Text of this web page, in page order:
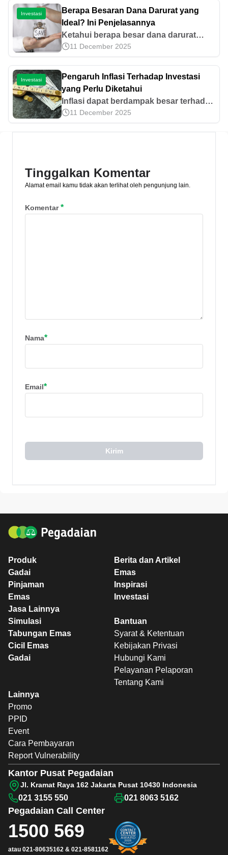
menabung emas? Simak ulasannya di
sini.
Investasi
Berapa Besaran Dana Darurat yang
Ideal? Ini Penjelasannya
Ketahui berapa besar dana darurat
yang ideal sesuai kondisi keuanganmu
dan cara menghitung serta
menyiapkannya dengan tepat di sini.
11 December 2025
Investasi
Pengaruh Inflasi Terhadap Investasi
yang Perlu Diketahui
Inflasi dapat berdampak besar terhadap
aktivitas ekonomi suatu negara,
termasuk investasi. Mari kenali
11 December 2025
Tinggalkan Komentar
Alamat email kamu tidak akan terlihat oleh pengunjung lain.
Komentar*
Nama*
Email*
Kirim
Produk
Gadai
Pinjaman
Emas
Jasa Lainnya
Berita dan Artikel
Emas
Inspirasi
Investasi
Simulasi
Tabungan Emas
Cicil Emas
Gadai
Bantuan
Syarat & Ketentuan
Kebijakan Privasi
Hubungi Kami
Pelayanan Pelaporan
Tentang Kami
Lainnya
Promo
PPID
Event
Cara Pembayaran
Report Vulnerability
Pegadaian Call Center
1500 569
atau 021-80635162 & 021-8581162
Kantor Pusat Pegadaian
Jl. Kramat Raya 162 Jakarta Pusat 10430 Indonesia
021 3155 550 021 8063 5162